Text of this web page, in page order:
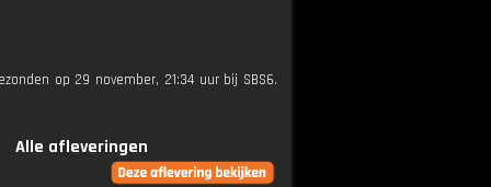
op 29 november, 21:34 uur bij SBS6.
Alle afleveringen